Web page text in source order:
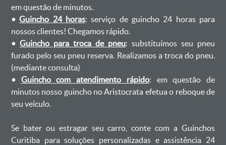
em questão de minutos.
•Guincho 24 horas: serviço de guincho 24 horas para
nossos clientes! Chegamos rápido.
• Guincho para troca de pneu: substituímos seu pneu
furado pelo seu pneu reserva. Realizamos a troca do pneu.
(mediante consulta)
• Guincho com atendimento rápido: em questão de
minutos nosso guincho no Aristocrata efetua o reboque de
seu veículo.
Se bater ou estragar seu carro, conte com a Guinchos
Curitiba para soluções personalizadas e assistência 24